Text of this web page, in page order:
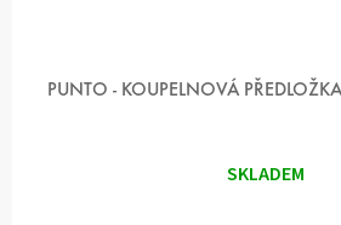
PUNTO - KOUPELNOVÁ
SKLADEM